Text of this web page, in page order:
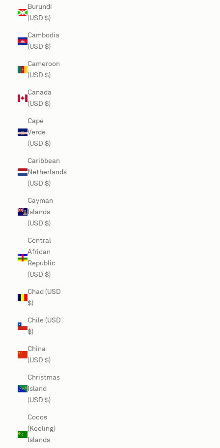
Burundi
(USD $)
Cambodia
(USD $)
Cameroon
(USD $)
Canada
(USD $)
Cape
Verde
(USD $)
Caribbean
Netherlands
(USD $)
Cayman
Islands
(USD $)
Central
African
Republic
(USD $)
Chad (USD
$)
Chile (USD
$)
China
(USD $)
Christmas
Island
(USD $)
Cocos
(Keeling)
Islands